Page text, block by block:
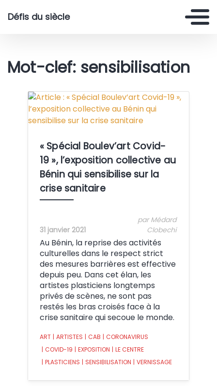
Défis du siècle
Mot-clef: sensibilisation
« Spécial Boulev’art Covid-
19 », l’exposition collective au
Bénin qui sensibilise sur la
crise sanitaire
31 janvier 2021
par Médard
Clobechi
Au Bénin, la reprise des activités
culturelles dans le respect strict
des mesures barrières est effective
depuis peu. Dans cet élan, les
artistes plasticiens longtemps
privés de scènes, ne sont pas
restés les bras croisés face à la
crise sanitaire qui secoue le monde.
ART | ARTISTES | CAB | CORONAVIRUS
| COVID-19 | EXPOSITION | LE CENTRE
| PLASTICIENS | SENSIBILISATION | VERNISSAGE